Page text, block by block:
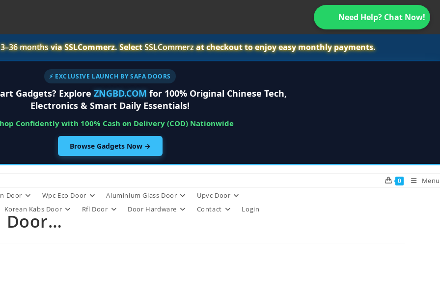
Need Help? Chat Now!
3–36 monthsvia SSLCommerz. SelectSSLCommerzat checkout to enjoy easy monthly payments.
⚡ EXCLUSIVE LAUNCH BY SAFA DOORS
Gadgets? Explore ZNGBD.COM for 100% Original Chinese Tech,
Electronics & Smart Daily Essentials!
Confidently with 100% Cash on Delivery (COD) Nationwide
Browse Gadgets Now →
Door Wpc Eco Door Aluminium Glass Door
Upvc Door
Korean Kabs Door
Rfl Door Door Hardware Contact Login
0 Menu
Door…